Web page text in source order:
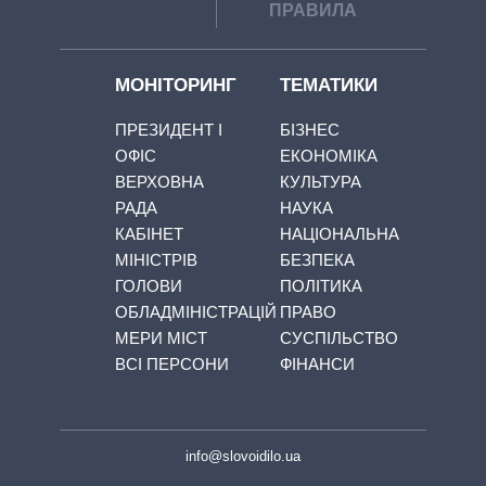
ПРАВИЛА
МОНІТОРИНГ
ПРЕЗИДЕНТ І
ОФІС
ВЕРХОВНА
РАДА
КАБІНЕТ
МІНІСТРІВ
ГОЛОВИ
ОБЛАДМІНІСТРАЦІЙ
МЕРИ МІСТ
ВСІ ПЕРСОНИ
ТЕМАТИКИ
БІЗНЕС
ЕКОНОМІКА
КУЛЬТУРА
НАУКА
НАЦІОНАЛЬНА
БЕЗПЕКА
ПОЛІТИКА
ПРАВО
СУСПІЛЬСТВО
ФІНАНСИ
info@slovoidilo.ua